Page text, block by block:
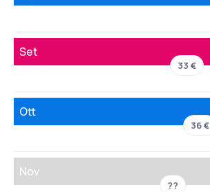
Set
33 €
Ott
36 €
Nov
??